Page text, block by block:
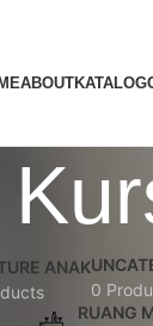
ABOUTKATALOG
ANAK
0
RUANG